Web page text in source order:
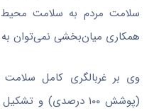
سلامت مردم به سلامت
همکاری میان‌بخشی نمی‌توان
وی بر غربالگری کامل
(پوشش ۱۰۰ درصدی) و